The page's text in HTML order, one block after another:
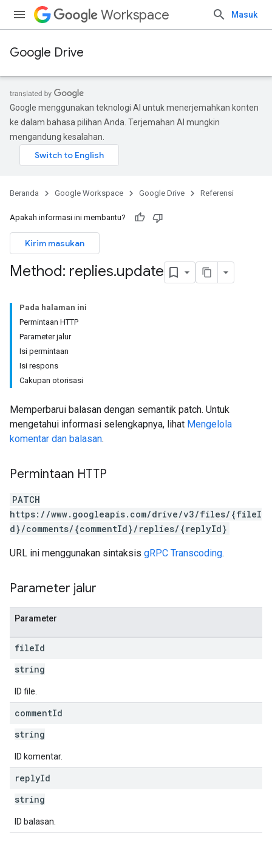
Workspace Masuk
Google Drive
Google menggunakan teknologi AI untuk menerjemahkan konten
ke dalam bahasa pilihan Anda. Terjemahan AI mungkin
mengandung kesalahan.
Beranda Google Workspace Google Drive Referensi
Apakah informasi ini membantu?
Kirim masukan
Method: replies.update
Pada halaman ini
Permintaan HTTP
Parameter jalur
Isi permintaan
Isi respons
Cakupan otorisasi
Memperbarui balasan dengan semantik patch. Untuk
mengetahui informasi selengkapnya, lihat Mengelola
komentar dan balasan.
Permintaan HTTP
PATCH
https://www.googleapis.com/drive/v3/files/{fileI
d}/comments/{commentId}/replies/{replyId}
URL ini menggunakan sintaksis gRPC Transcoding.
Parameter jalur
Parameter
fileId
string
ID file.
commentId
string
ID komentar.
replyId
string
ID balasan.